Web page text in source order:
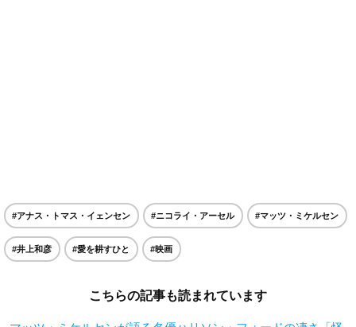
#アナス・トマス・イェンセン #ニコライ・アーセル #マッツ・ミケルセン
#井上和彦 #愛を耕すひと #映画
こちらの記事も読まれています